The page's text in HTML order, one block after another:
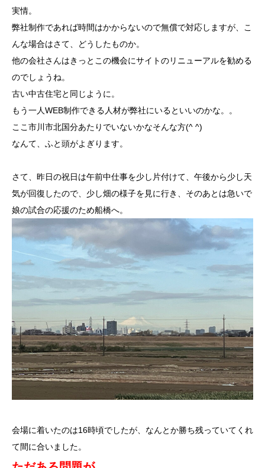
実情。
弊社制作であれば時間はかからないので無償で対応しますが、こ
んな場合はさて、どうしたものか。
他の会社さんはきっとこの機会にサイトのリニューアルを勧める
のでしょうね。
古い中古住宅と同じように。
もう一人WEB制作できる人材が弊社にいるといいのかな。。
ここ市川市北国分あたりでいないかなそんな方(^ ^)
なんて、ふと頭がよぎります。
さて、昨日の祝日は午前中仕事を少し片付けて、午後から少し天
気が回復したので、少し畑の様子を見に行き、そのあとは急いで
娘の試合の応援のため船橋へ。
会場に着いたのは16時頃でしたが、なんとか勝ち残っていてくれ
て間に合いました。